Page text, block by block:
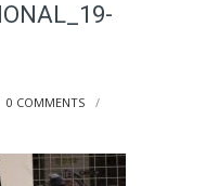
0 COMMENTS
/